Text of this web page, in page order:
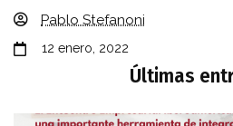
Pablo Stefanoni
12 enero, 2022
Últimas